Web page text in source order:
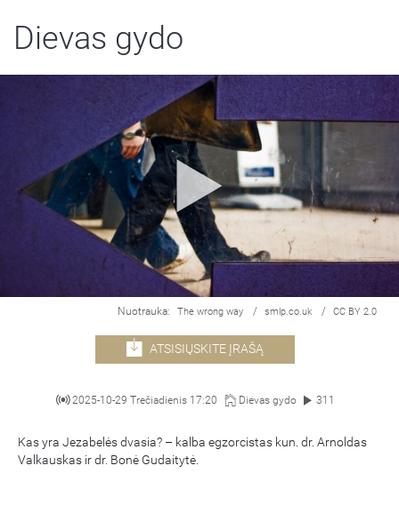
Dievas gydo
Nuotrauka: The wrong way / smlp.co.uk / CC BY 2.0
ATSISIŲSKITE ĮRAŠĄ
2025-10-29 Trečiadienis 17:20 Dievas gydo 311
Kas yra Jezabelės dvasia? – kalba egzorcistas kun. dr. Arnoldas
Valkauskas ir dr. Bonė Gudaitytė.